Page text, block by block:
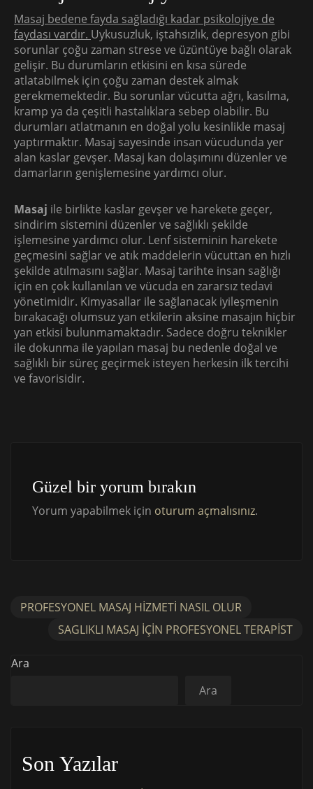
Masaj bedene fayda sağladığı kadar psikolojiye de
faydası vardır. Uykusuzluk, iştahsızlık, depresyon gibi
sorunlar çoğu zaman strese ve üzüntüye bağlı olarak
gelişir. Bu durumların etkisini en kısa sürede
atlatabilmek için çoğu zaman destek almak
gerekmemektedir. Bu sorunlar vücutta ağrı, kasılma,
kramp ya da çeşitli hastalıklara sebep olabilir. Bu
durumları atlatmanın en doğal yolu kesinlikle masaj
yaptırmaktır. Masaj sayesinde insan vücudunda yer
alan kaslar gevşer. Masaj kan dolaşımını düzenler ve
damarların genişlemesine yardımcı olur.
Masaj ile birlikte kaslar gevşer ve harekete geçer,
sindirim sistemini düzenler ve sağlıklı şekilde
işlemesine yardımcı olur. Lenf sisteminin harekete
geçmesini sağlar ve atık maddelerin vücuttan en hızlı
şekilde atılmasını sağlar. Masaj tarihte insan sağlığı
için en çok kullanılan ve vücuda en zararsız tedavi
yönetimidir. Kimyasallar ile sağlanacak iyileşmenin
bırakacağı olumsuz yan etkilerin aksine masajın hiçbir
yan etkisi bulunmamaktadır. Sadece doğru teknikler
ile dokunma ile yapılan masaj bu nedenle doğal ve
sağlıklı bir süreç geçirmek isteyen herkesin ilk tercihi
ve favorisidir.
Güzel bir yorum bırakın
Yorum yapabilmek için oturum açmalısınız.
PROFESYONEL MASAJ HIZMETI NASIL OLUR
SAGLIKLI MASAJ IÇIN PROFESYONEL TERAPIST
Ara
Ara
Son Yazılar